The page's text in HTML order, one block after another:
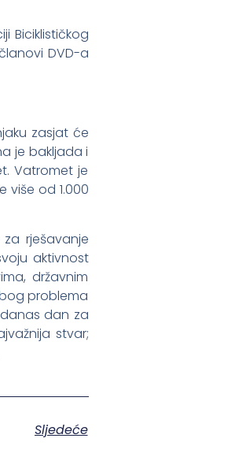
Biciklističkog
DVD-a
zasjat će
je bakljada i
Vatromet je
više od 1.000
rješavanje
aktivnost
državnim
problema
dan za
stvar;
Sljedeće